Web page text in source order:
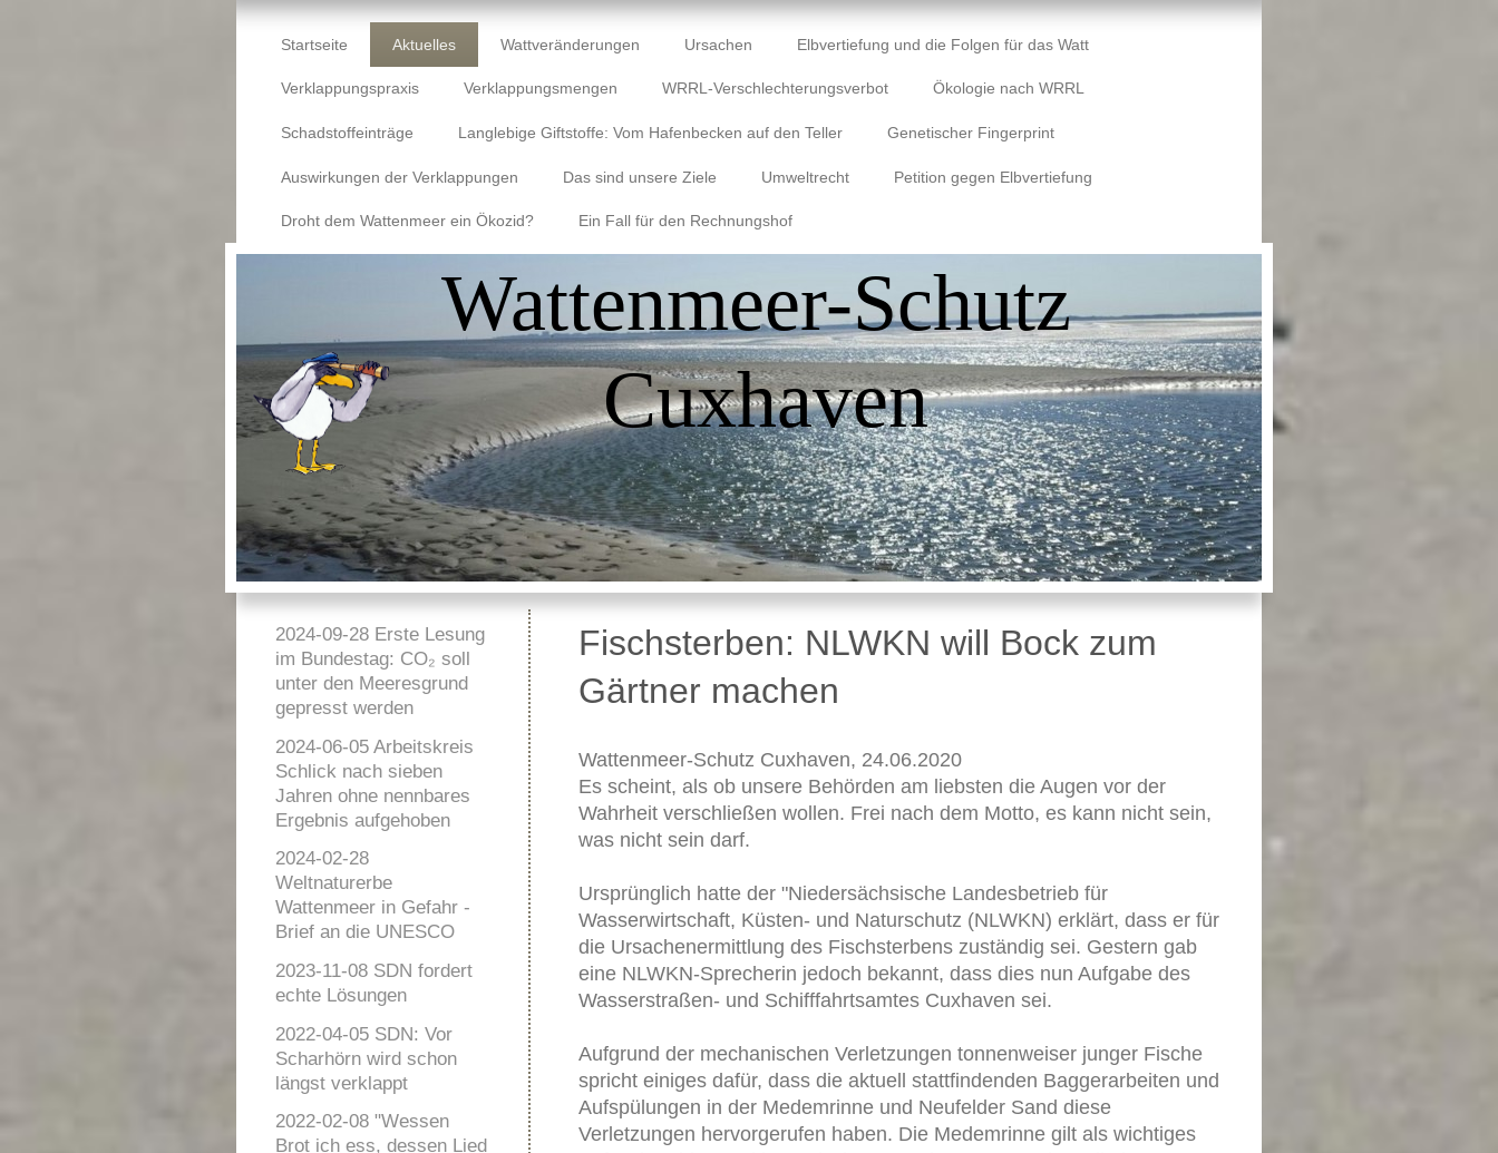
Startseite Aktuelles Wattveränderungen Ursachen Elbvertiefung und die Folgen für das Watt
Verklappungspraxis Verklappungsmengen WRRL-Verschlechterungsverbot Ökologie nach WRRL
Schadstoffeinträge Langlebige Giftstoffe: Vom Hafenbecken auf den Teller Genetischer Fingerprint
Auswirkungen der Verklappungen Das sind unsere Ziele Umweltrecht Petition gegen Elbvertiefung
Droht dem Wattenmeer ein Ökozid? Ein Fall für den Rechnungshof
Wattenmeer-Schutz
Cuxhaven
Fischsterben: NLWKN will Bock zum
Gärtner machen
Wattenmeer-Schutz Cuxhaven, 24.06.2020
Es scheint, als ob unsere Behörden am liebsten die Augen vor der
Wahrheit verschließen wollen. Frei nach dem Motto, es kann nicht sein,
was nicht sein darf.
Ursprünglich hatte der "Niedersächsische Landesbetrieb für
Wasserwirtschaft, Küsten- und Naturschutz (NLWKN) erklärt, dass er für
die Ursachenermittlung des Fischsterbens zuständig sei. Gestern gab
eine NLWKN-Sprecherin jedoch bekannt, dass dies nun Aufgabe des
Wasserstraßen- und Schifffahrtsamtes Cuxhaven sei.
Aufgrund der mechanischen Verletzungen tonnenweiser junger Fische
spricht einiges dafür, dass die aktuell stattfindenden Baggerarbeiten und
Aufspülungen in der Medemrinne und Neufelder Sand diese
Verletzungen hervorgerufen haben. Die Medemrinne gilt als wichtiges
2024-09-28 Erste Lesung
im Bundestag: CO₂ soll
unter den Meeresgrund
gepresst werden
2024-06-05 Arbeitskreis
Schlick nach sieben
Jahren ohne nennbares
Ergebnis aufgehoben
2024-02-28
Weltnaturerbe
Wattenmeer in Gefahr -
Brief an die UNESCO
2023-11-08 SDN fordert
echte Lösungen
2022-04-05 SDN: Vor
Scharhörn wird schon
längst verklappt
2022-02-08 "Wessen
Brot ich ess, dessen Lied